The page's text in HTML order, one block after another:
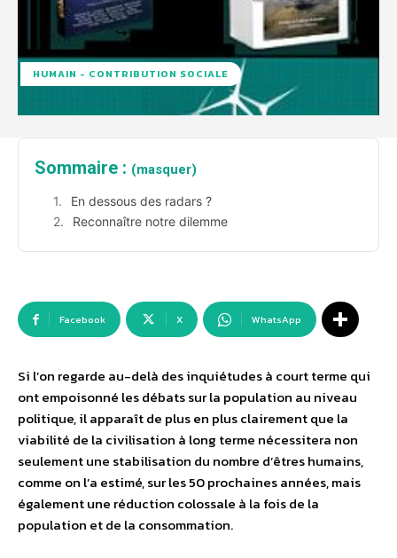
HUMAIN - CONTRIBUTION SOCIALE
Sommaire : (masquer)
En dessous des radars ?
Reconnaître notre dilemme
Facebook X WhatsApp
Si l’on regarde au-delà des inquiétudes à court terme qui
ont empoisonné les débats sur la population au niveau
politique, il apparaît de plus en plus clairement que la
viabilité de la civilisation à long terme nécessitera non
seulement une stabilisation du nombre d’êtres humains,
comme on l’a estimé, sur les 50 prochaines années, mais
également une réduction colossale à la fois de la
population et de la consommation.